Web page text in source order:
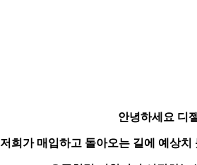
안녕하세요 디
저희가 매입하고 돌아오는 길에 예상치